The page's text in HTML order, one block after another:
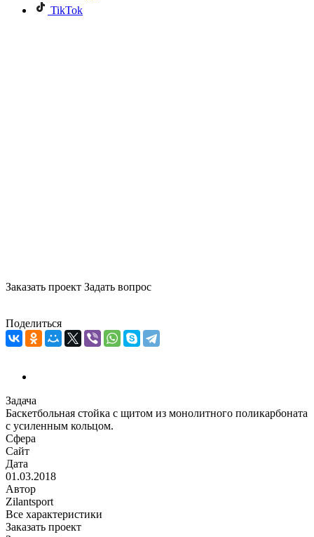
TikTok
Заказать проект Задать вопрос
Поделиться
Задача
Баскетбольная стойка с щитом из монолитного поликарбоната
с усиленным кольцом.
Сфера
Сайт
Дата
01.03.2018
Автор
Zilantsport
Все характеристики
Заказать проект